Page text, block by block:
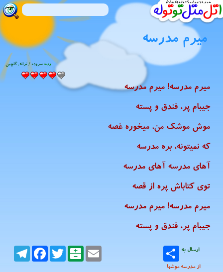
میرم مدرسه
رده:سروده / ترانه,گلچین
میرم مدرسه! میرم مدرسه
جیبام پر، فندق و پسته
موش موشک من، میخوره غصه
که نمیتونه، بره مدرسه
آهای مدرسه آهای مدرسه
توی کتاباش پره از قصه
میرم مدرسه! میرم مدرسه
جیبام پر، فندق و پسته
ارسال به TelegramFacebookTwitterBalatarinEmail
از مدرسه موشها